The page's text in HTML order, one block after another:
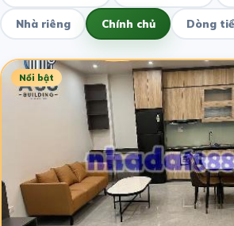
Nhà riêng Chính chủ Dòng
Nổi bật